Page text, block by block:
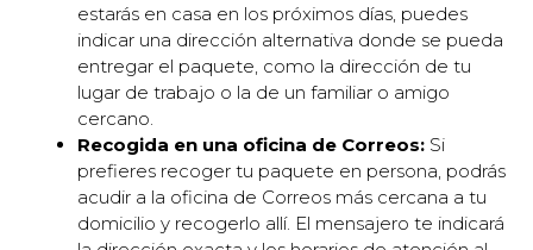
estarás en casa en los próximos días, puedes
indicar una dirección alternativa donde se pueda
entregar el paquete, como la dirección de tu
lugar de trabajo o la de un familiar o amigo
cercano.
Recogida en una oficina de Correos: Si
prefieres recoger tu paquete en persona, podrás
acudir a la oficina de Correos más cercana a tu
domicilio y recogerlo allí. El mensajero te indicará